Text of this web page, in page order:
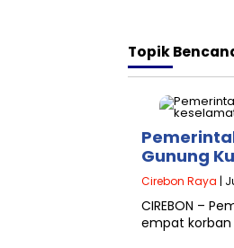
Topik
Gunung
Cirebon Raya |
CIREBON –
empat korban